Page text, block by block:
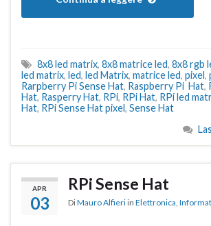
8x8 led matrix, 8x8 matrice led, 8x8 rgb
led matrix, led, led Matrix, matrice led, pixel,
Rarpberry Pi Sense Hat, Raspberry Pi Hat,
Hat, Rasperry Hat, RPi, RPi Hat, RPi led
Hat, RPi Sense Hat pixel, Sense Hat
APR
03
RPi Sense Hat
DiMauro Alfieri in Elettronica,